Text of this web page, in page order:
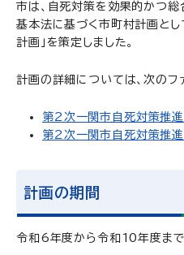
市は、自死対策を効果的かつ
基本法に基づく市町村計画と
計画」を策定しました。
計画の詳細については、次のフ
第2次一関市自死対策推進
第2次一関市自死対策推進
計画の期間
令和6年度から令和10年度ま